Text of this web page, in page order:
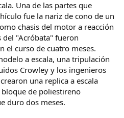
Una de las partes que
fue la nariz de cono de un
chasis del motor a reacción
del "Acróbata" fueron
el curso de cuatro meses.
a escala, una tripulación
Crowley y los ingenieros
una replica a escala
de poliestireno
duro dos meses.